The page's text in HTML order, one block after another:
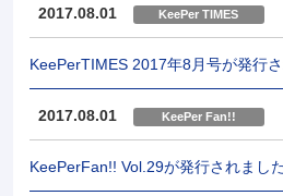
2017.08.01 KeePer TIMES
KeePerTIMES 2017年8月号が発行さ
2017.08.01 KeePer Fan!!
KeePerFan!! Vol.29が発行されました